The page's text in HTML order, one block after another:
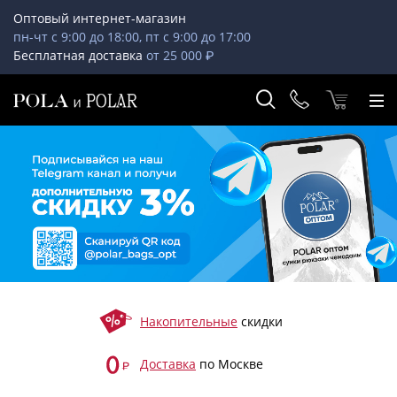
Оптовый интернет-магазин
пн-чт с 9:00 до 18:00, пт с 9:00 до 17:00
Бесплатная доставка от 25 000 ₽
Накопительные скидки
Доставка по Москве